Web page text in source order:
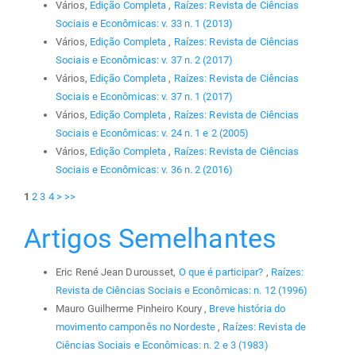
Vários, Edição Completa , Raízes: Revista de Ciências
Sociais e Econômicas: v. 33 n. 1 (2013)
Vários, Edição Completa , Raízes: Revista de Ciências
Sociais e Econômicas: v. 37 n. 2 (2017)
Vários, Edição Completa , Raízes: Revista de Ciências
Sociais e Econômicas: v. 37 n. 1 (2017)
Vários, Edição Completa , Raízes: Revista de Ciências
Sociais e Econômicas: v. 24 n. 1 e 2 (2005)
Vários, Edição Completa , Raízes: Revista de Ciências
Sociais e Econômicas: v. 36 n. 2 (2016)
1 2 3 4 > >>
Artigos Semelhantes
Eric René Jean Durousset, O que é participar? , Raízes:
Revista de Ciências Sociais e Econômicas: n. 12 (1996)
Mauro Guilherme Pinheiro Koury , Breve história do
movimento camponês no Nordeste , Raízes: Revista de
Ciências Sociais e Econômicas: n. 2 e 3 (1983)